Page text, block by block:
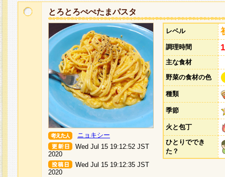
とろとろぺぺたまパスタ
ニョキシー
Wed Jul 15 19:12:52 JST
2020
Wed Jul 15 19:12:35 JST
2020
レベル
調理時間
主な食材
野菜の食材の色
種類
季節
火と包丁
ひとりででき
た？